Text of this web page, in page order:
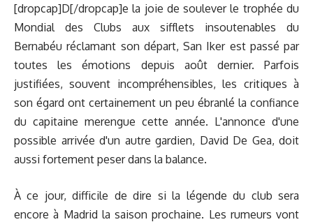
[dropcap]D[/dropcap]e la joie de soulever le trophée du
Mondial des Clubs aux sifflets insoutenables du
Bernabéu réclamant son départ, San Iker est passé par
toutes les émotions depuis août dernier. Parfois
justifiées, souvent incompréhensibles, les critiques à
son égard ont certainement un peu ébranlé la confiance
du capitaine merengue cette année. L'annonce d'une
possible arrivée d'un autre gardien, David De Gea, doit
aussi fortement peser dans la balance.
À ce jour, difficile de dire si la légende du club sera
encore à Madrid la saison prochaine. Les rumeurs vont